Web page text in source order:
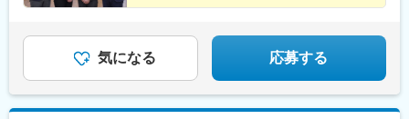
の事業部を決定。あなたの適性や能力を活かせる適切な部署でご
なる点はご相談ください。☆引越し手当支給・借り上げ社宅提供
あり（無料）気になる 応募する